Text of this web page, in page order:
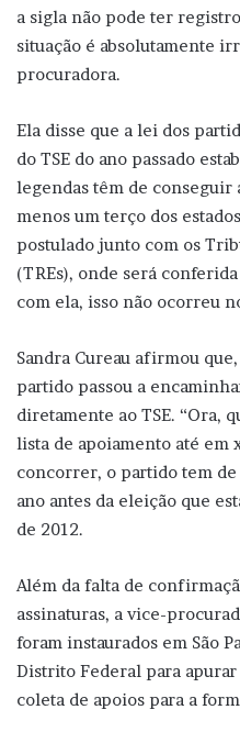
a sigla não pode ter
situação é absolutamente
procuradora.
Ela disse que a lei dos
do TSE do ano passado
legendas têm de conseguir
menos um terço dos
postulado junto com os
(TREs), onde será
com ela, isso não ocorreu
Sandra Cureau afirmou
partido passou a
diretamente ao TSE. “Ora,
lista de apoiamento até em
concorrer, o partido tem
ano antes da eleição que
de 2012.
Além da falta de
assinaturas, a vice-
foram instaurados em São
Distrito Federal para apurar
coleta de apoios para a